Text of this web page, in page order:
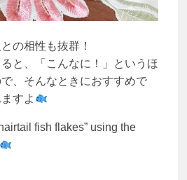
の相性も抜群！
と、「こんなに！」というほ
、そんなときにおすすめで
すよ
fish flakes” using the